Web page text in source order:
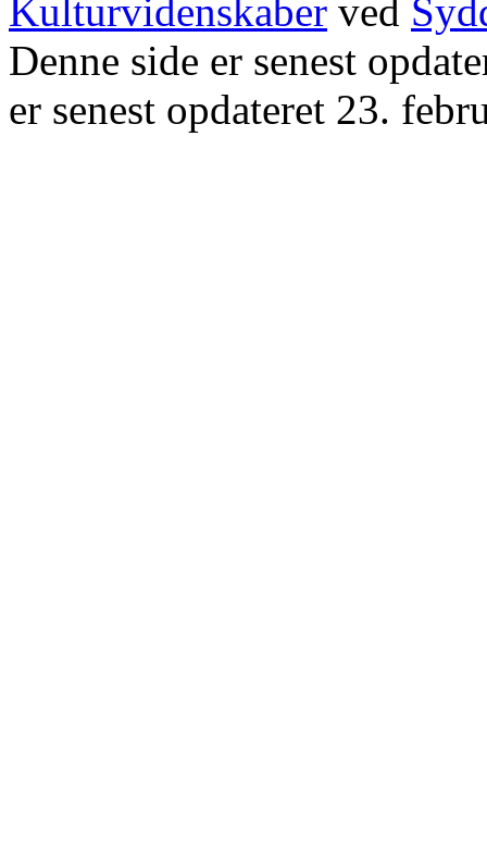
Kulturvidenskaber ved
Denne side er senest
er senest opdateret 23.